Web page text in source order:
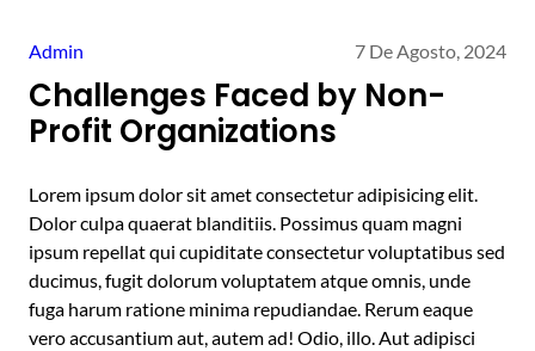
Admin 7 De Agosto, 2024
Challenges Faced by Non-
Profit Organizations
Lorem ipsum dolor sit amet consectetur adipisicing elit.
Dolor culpa quaerat blanditiis. Possimus quam magni
ipsum repellat qui cupiditate consectetur voluptatibus sed
ducimus, fugit dolorum voluptatem atque omnis, unde
fuga harum ratione minima repudiandae. Rerum eaque
vero accusantium aut, autem ad! Odio, illo. Aut adipisci